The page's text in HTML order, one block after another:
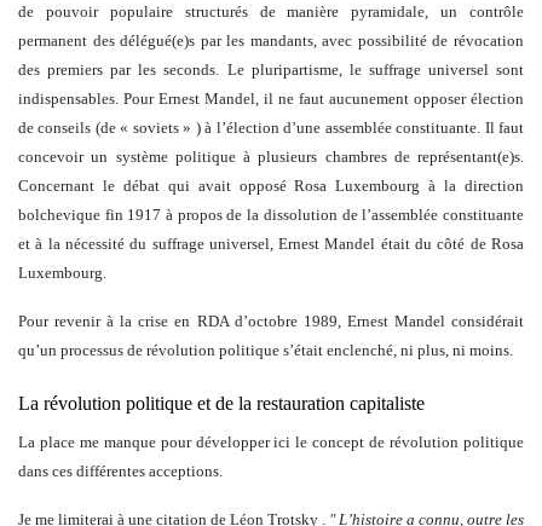
de pouvoir populaire structurés de manière pyramidale, un contrôle
permanent des délégué(e)s par les mandants, avec possibilité de révocation
des premiers par les seconds. Le pluripartisme, le suffrage universel sont
indispensables. Pour Ernest Mandel, il ne faut aucunement opposer élection
de conseils (de « soviets » ) à l’élection d’une assemblée constituante. Il faut
concevoir un système politique à plusieurs chambres de représentant(e)s.
Concernant le débat qui avait opposé Rosa Luxembourg à la direction
bolchevique fin 1917 à propos de la dissolution de l’assemblée constituante
et à la nécessité du suffrage universel, Ernest Mandel était du côté de Rosa
Luxembourg.
Pour revenir à la crise en RDA d’octobre 1989, Ernest Mandel considérait
qu’un processus de révolution politique s’était enclenché, ni plus, ni moins.
La révolution politique et de la restauration capitaliste
La place me manque pour développer ici le concept de révolution politique
dans ces différentes acceptions.
Je me limiterai à une citation de Léon Trotsky . " L’histoire a connu, outre les